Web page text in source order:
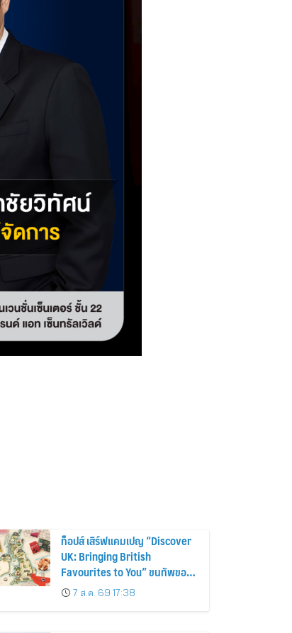
ท็อปส์ เสิร์ฟแคมเปญ “Discover
UK: Bringing British
Favourites to You” ขนทัพของ
อร่อยและไอเท็มฮิตจากสหราช
อาณาจักร ส่งตรงถึงมือตั้งแต่วัน
7 ส.ค. 69 17:38